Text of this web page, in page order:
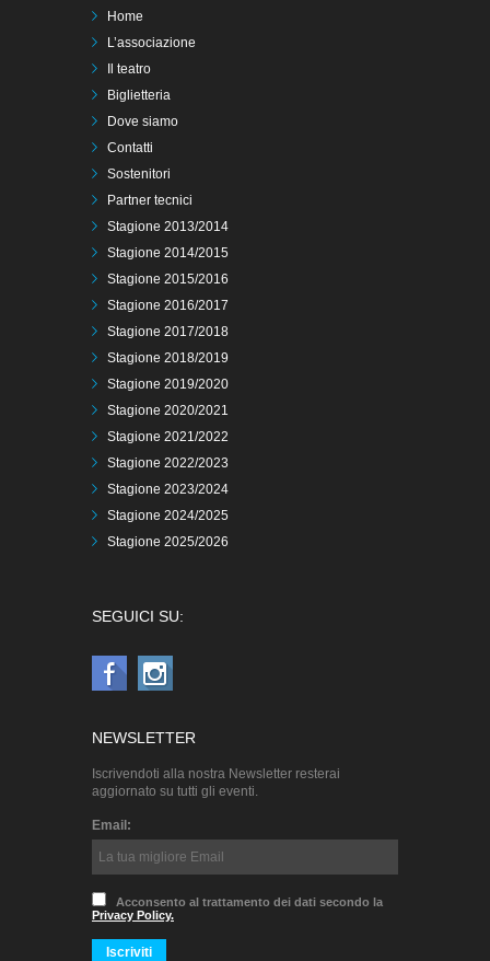
Home
L’associazione
Il teatro
Biglietteria
Dove siamo
Contatti
Sostenitori
Partner tecnici
Stagione 2013/2014
Stagione 2014/2015
Stagione 2015/2016
Stagione 2016/2017
Stagione 2017/2018
Stagione 2018/2019
Stagione 2019/2020
Stagione 2020/2021
Stagione 2021/2022
Stagione 2022/2023
Stagione 2023/2024
Stagione 2024/2025
Stagione 2025/2026
SEGUICI SU:
NEWSLETTER
Iscrivendoti alla nostra Newsletter resterai
aggiornato su tutti gli eventi.
Email:
Acconsento al trattamento dei dati secondo la
Privacy Policy.